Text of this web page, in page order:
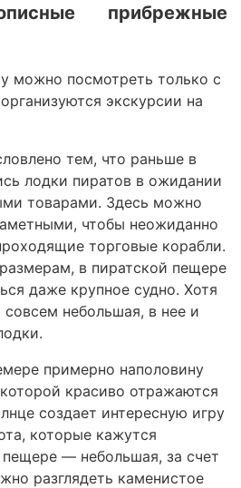
прибрежные
можно посмотреть только с
экскурсии на
тем, что раньше в
лодки пиратов в ожидании
товарами. Здесь можно
чтобы неожиданно
торговые корабли.
в пиратской пещере
даже крупное судно. Хотя
небольшая, в нее и
примерно наполовину
красиво отражаются
создает интересную игру
которые кажутся
— небольшая, за счет
разглядеть каменистое